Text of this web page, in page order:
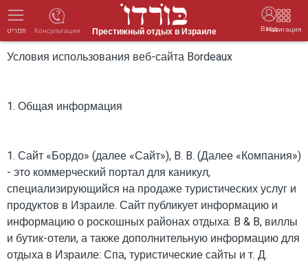
תפריט Престижный отдых в Израиле Вход
Навигация
Консультация
Условия использования веб-сайта Bordeaux
1. Общая информация
1. Сайт «Бордо» (далее «Сайт»), B. B. (Далее «Компания»)
- это коммерческий портал для каникул,
специализирующийся на продаже туристических услуг и
продуктов в Израиле. Сайт публикует информацию и
информацию о роскошных районах отдыха: B & B, виллы
и бутик-отели, а также дополнительную информацию для
отдыха в Израиле: Спа, туристические сайты и т. Д.